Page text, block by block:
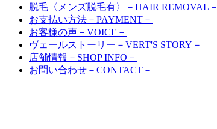
脱毛〈メンズ脱毛有〉
－HAIR REMOVAL－
お支払い方法 －PAYMENT－
お客様の声 －VOICE－
ヴェールストーリー －VERT'S STORY－
店舗情報 －SHOP INFO－
お問い合わせ －CONTACT－